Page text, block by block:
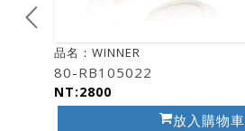
品名：WINNER
80-RB105022
NT:2800
放入購物車